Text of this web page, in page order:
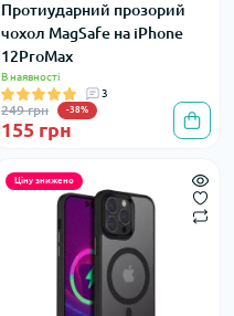
Протиударний прозорий
чохол MagSafe на iPhone
12ProMax
В наявності
3
249 грн -38%
155 грн
Ціну знижено